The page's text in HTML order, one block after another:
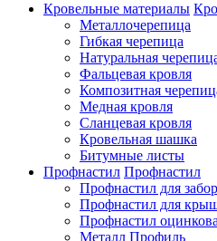
Кровельные материалы
Металлочерепица
Гибкая черепица
Натуральная
Фальцевая кровля
Композитная
Медная кровля
Сланцевая кровля
Кровельная шашка
Битумные листы
Профнастил Профнастил
Профнастил для
Профнастил для
Профнастил
Металл Профиль